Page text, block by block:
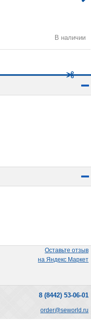
В наличии
Оставьте отзыв
на Яндекс Маркет
8 (8442) 53-06-01
order@seworld.ru